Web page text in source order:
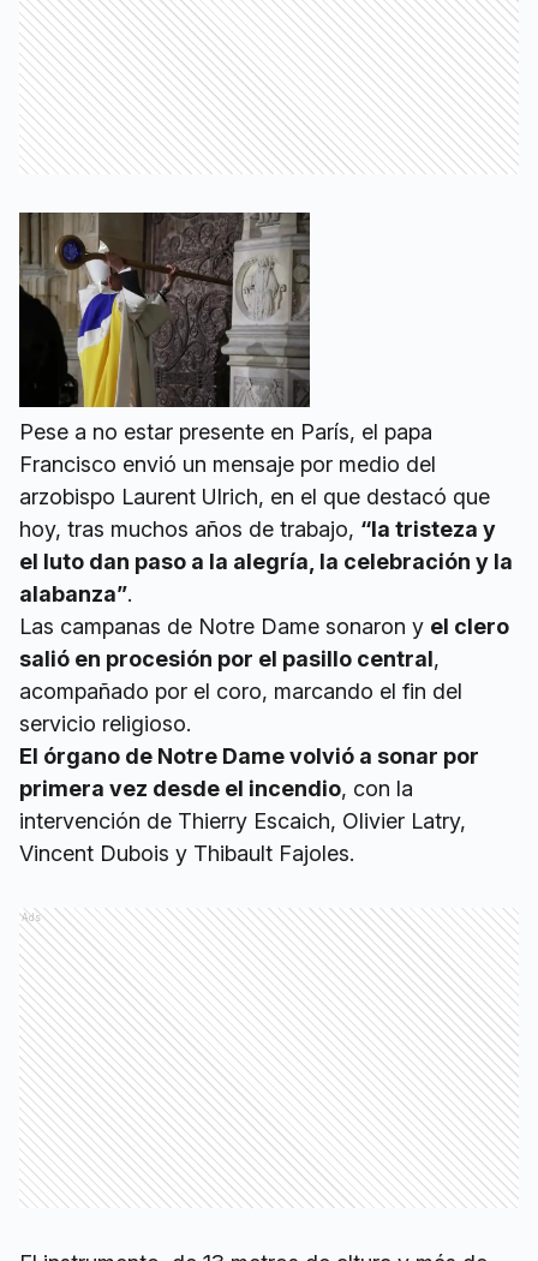
Pese a no estar presente en París, el papa
Francisco envió un mensaje por medio del
arzobispo Laurent Ulrich, en el que destacó que
hoy, tras muchos años de trabajo, “la tristeza y
el luto dan paso a la alegría, la celebración y la
alabanza”.
Las campanas de Notre Dame sonaron y el clero
salió en procesión por el pasillo central,
acompañado por el coro, marcando el fin del
servicio religioso.
El órgano de Notre Dame volvió a sonar por
primera vez desde el incendio, con la
intervención de Thierry Escaich, Olivier Latry,
Vincent Dubois y Thibault Fajoles.
Ads